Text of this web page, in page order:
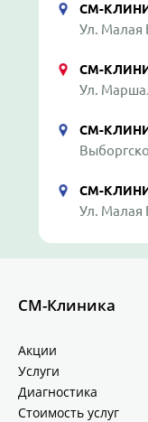
СМ-
Ул. Малая
СМ-
Ул.
СМ-
СМ-
Ул. Малая
СМ-Клиника
Акции
Услуги
Диагностика
Стоимость услуг